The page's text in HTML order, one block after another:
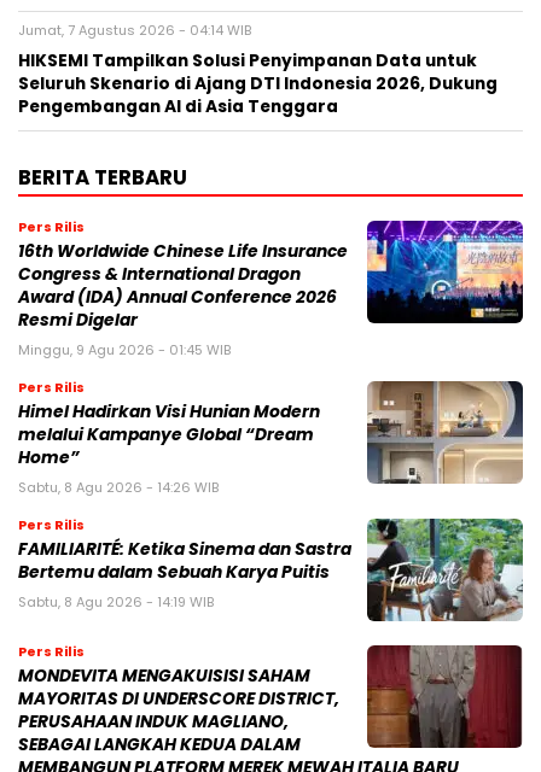
Jumat, 7 Agustus 2026 - 04:14 WIB
HIKSEMI Tampilkan Solusi Penyimpanan Data untuk
Seluruh Skenario di Ajang DTI Indonesia 2026, Dukung
Pengembangan AI di Asia Tenggara
BERITA TERBARU
Pers Rilis
16th Worldwide Chinese Life Insurance
Congress & International Dragon
Award (IDA) Annual Conference 2026
Resmi Digelar
Minggu, 9 Agu 2026 - 01:45 WIB
Pers Rilis
Himel Hadirkan Visi Hunian Modern
melalui Kampanye Global “Dream
Home”
Sabtu, 8 Agu 2026 - 14:26 WIB
Pers Rilis
FAMILIARITÉ: Ketika Sinema dan Sastra
Bertemu dalam Sebuah Karya Puitis
Sabtu, 8 Agu 2026 - 14:19 WIB
Pers Rilis
MONDEVITA MENGAKUISISI SAHAM
MAYORITAS DI UNDERSCORE DISTRICT,
PERUSAHAAN INDUK MAGLIANO,
SEBAGAI LANGKAH KEDUA DALAM